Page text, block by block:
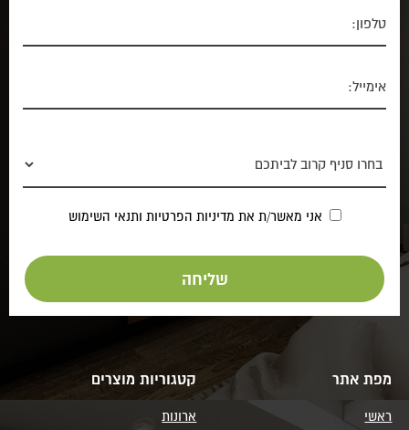
אני מאשר/ת את מדיניות הפרטיות ותנאי השימוש
מפת אתר
ראשי
קטגוריות מוצרים
ארונות